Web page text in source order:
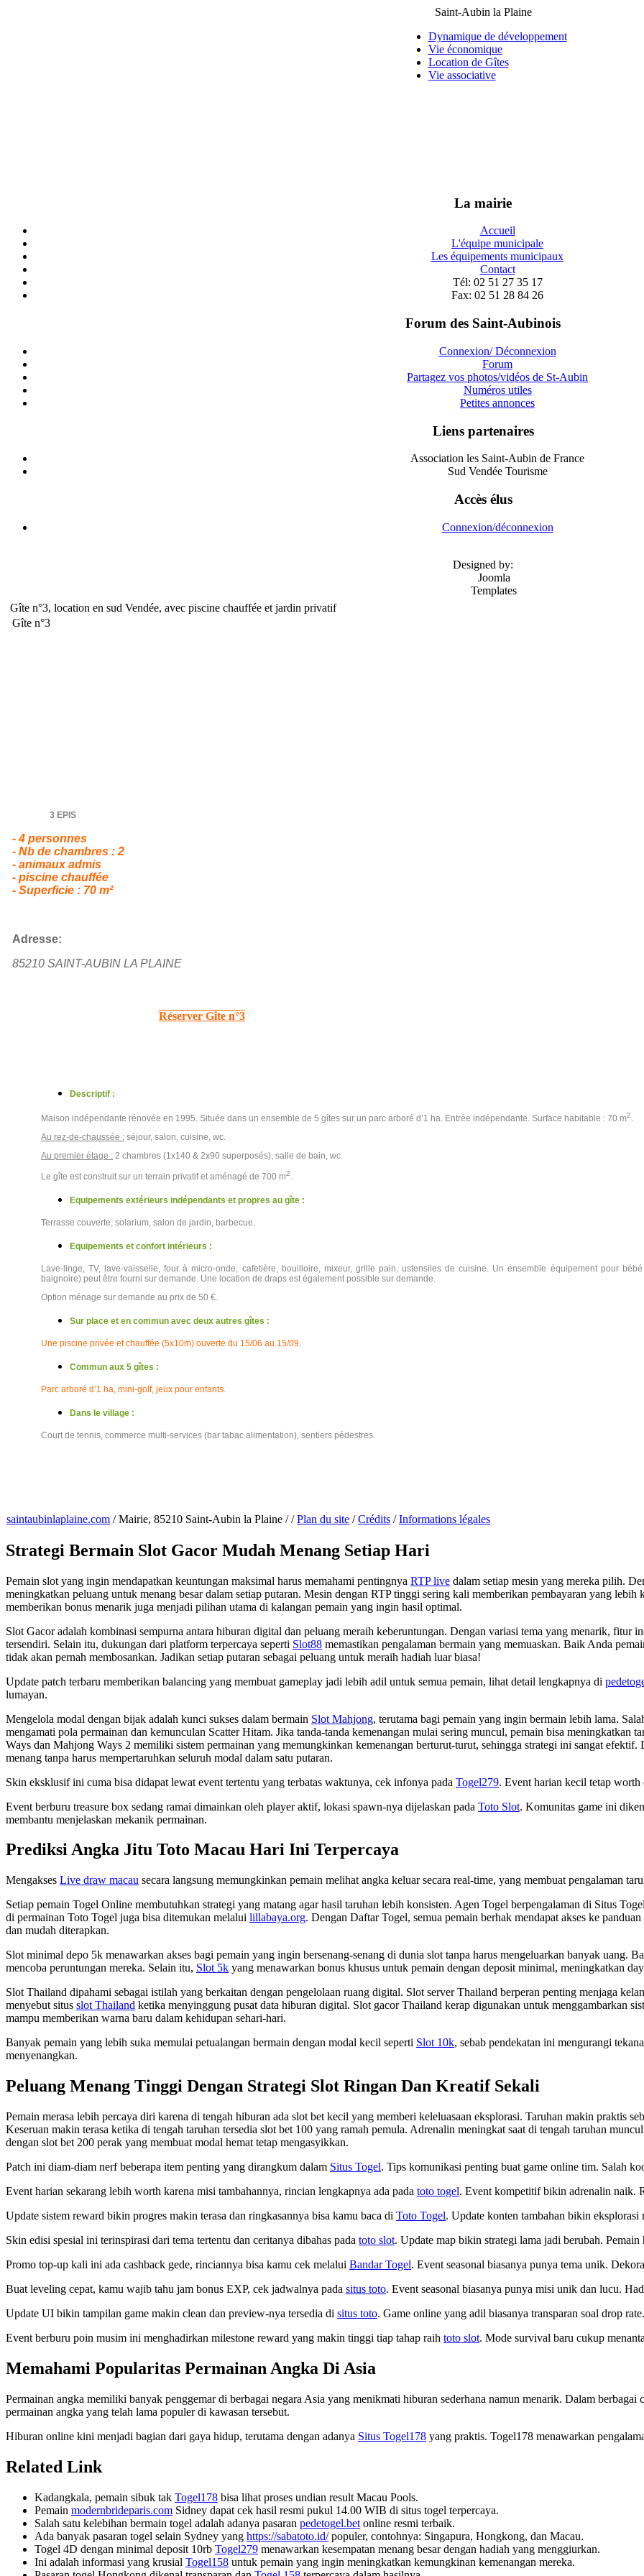
Saint-Aubin la Plaine
Dynamique de développement
Vie économique
Location de Gîtes
Vie associative
La mairie
Accueil
L'équipe municipale
Les équipements municipaux
Contact
Tél: 02 51 27 35 17
Fax: 02 51 28 84 26
Forum des Saint-Aubinois
Connexion/ Déconnexion
Forum
Partagez vos photos/vidéos de St-Aubin
Numéros utiles
Petites annonces
Liens partenaires
Association les Saint-Aubin de France
Sud Vendée Tourisme
Accès élus
Connexion/déconnexion
Designed by:
Joomla
Templates
Gîte n°3, location en sud Vendée, avec piscine chauffée et jardin privatif
Gîte n°3
3 EPIS
- 4 personnes
- Nb de chambres : 2
- animaux admis
- piscine chauffée
- Superficie : 70 m²
Adresse:
85210 SAINT-AUBIN LA PLAINE
Réserver Gîte n°3
Descriptif :
Maison indépendante rénovée en 1995. Située dans un ensemble de 5 gîtes sur un parc arboré d’1 ha. Entrée indépendante. Surface habitable : 70 m2.
Au rez-de-chaussée : séjour, salon, cuisine, wc.
Au premier étage : 2 chambres (1x140 & 2x90 superposés), salle de bain, wc.
Le gîte est construit sur un terrain privatif et aménagé de 700 m2.
Equipements extérieurs indépendants et propres au gîte :
Terrasse couverte, solarium, salon de jardin, barbecue.
Equipements et confort intérieurs :
Lave-linge, TV, lave-vaisselle, four à micro-onde, cafetière, bouilloire, mixeur, grille pain, ustensiles de cuisine. Un ensemble équipement pour
baignoire) peut être fourni sur demande. Une location de draps est également possible sur demande.
Option ménage sur demande au prix de 50 €.
Sur place et en commun avec deux autres gîtes :
Une piscine privée et chauffée (5x10m) ouverte du 15/06 au 15/09.
Commun aux 5 gîtes :
Parc arboré d’1 ha, mini-golf, jeux pour enfants.
Dans le village :
Court de tennis, commerce multi-services (bar tabac alimentation), sentiers pédestres.
saintaubinlaplaine.com / Mairie, 85210 Saint-Aubin la Plaine / / Plan du site / Crédits / Informations légales
Strategi Bermain Slot Gacor Mudah Menang Setiap Hari
Pemain slot yang ingin mendapatkan keuntungan maksimal harus memahami pentingnya RTP live dalam setiap mesin yang mereka pilih.
meningkatkan peluang untuk menang besar dalam setiap putaran. Mesin dengan RTP tinggi sering kali memberikan pembayaran yang
memberikan bonus menarik juga menjadi pilihan utama di kalangan pemain yang ingin hasil optimal.
Slot Gacor adalah kombinasi sempurna antara hiburan digital dan peluang meraih keberuntungan. Dengan variasi tema yang menarik, fitur
tersendiri. Selain itu, dukungan dari platform terpercaya seperti Slot88 memastikan pengalaman bermain yang memuaskan. Baik Anda
tidak akan pernah membosankan. Jadikan setiap putaran sebagai peluang untuk meraih hadiah luar biasa!
Update patch terbaru memberikan balancing yang membuat gameplay jadi lebih adil untuk semua pemain, lihat detail lengkapnya di
lumayan.
Mengelola modal dengan bijak adalah kunci sukses dalam bermain Slot Mahjong, terutama bagi pemain yang ingin bermain lebih lama.
mengamati pola permainan dan kemunculan Scatter Hitam. Jika tanda-tanda kemenangan mulai sering muncul, pemain bisa meningkatkan
Ways dan Mahjong Ways 2 memiliki sistem permainan yang memungkinkan kemenangan berturut-turut, sehingga strategi ini sangat
menang tanpa harus mempertaruhkan seluruh modal dalam satu putaran.
Skin eksklusif ini cuma bisa didapat lewat event tertentu yang terbatas waktunya, cek infonya pada Togel279. Event harian kecil tetap
Event berburu treasure box sedang ramai dimainkan oleh player aktif, lokasi spawn-nya dijelaskan pada Toto Slot. Komunitas game ini
membantu menjelaskan mekanik permainan.
Prediksi Angka Jitu Toto Macau Hari Ini Terpercaya
Mengakses Live draw macau secara langsung memungkinkan pemain melihat angka keluar secara real-time, yang membuat pengalaman
Setiap pemain Togel Online membutuhkan strategi yang matang agar hasil taruhan lebih konsisten. Agen Togel berpengalaman di Situs
di permainan Toto Togel juga bisa ditemukan melalui lillabaya.org. Dengan Daftar Togel, semua pemain berhak mendapat akses ke
dan mudah diterapkan.
Slot minimal depo 5k menawarkan akses bagi pemain yang ingin bersenang-senang di dunia slot tanpa harus mengeluarkan banyak uang.
mencoba peruntungan mereka. Selain itu, Slot 5k yang menawarkan bonus khusus untuk pemain dengan deposit minimal, meningkatkan
Slot Thailand dipahami sebagai istilah yang berkaitan dengan pengelolaan ruang digital. Slot server Thailand berperan penting menjaga
menyebut situs slot Thailand ketika menyinggung pusat data hiburan digital. Slot gacor Thailand kerap digunakan untuk menggambarkan
mampu memberikan warna baru dalam kehidupan sehari-hari.
Banyak pemain yang lebih suka memulai petualangan bermain dengan modal kecil seperti Slot 10k, sebab pendekatan ini mengurangi
menyenangkan.
Peluang Menang Tinggi Dengan Strategi Slot Ringan Dan Kreatif Sekali
Pemain merasa lebih percaya diri karena di tengah hiburan ada slot bet kecil yang memberi keleluasaan eksplorasi. Taruhan makin praktis
Keseruan makin terasa ketika di tengah taruhan tersedia slot bet 100 yang ramah pemula. Adrenalin meningkat saat di tengah taruhan
dengan slot bet 200 perak yang membuat modal hemat tetap mengasyikkan.
Patch ini diam-diam nerf beberapa item penting yang dirangkum dalam Situs Togel. Tips komunikasi penting buat game online tim. Salah
Event harian sekarang lebih worth karena misi tambahannya, rincian lengkapnya ada pada toto togel. Event kompetitif bikin adrenalin naik.
Update sistem reward bikin progres makin terasa dan ringkasannya bisa kamu baca di Toto Togel. Update konten tambahan bikin
Skin edisi spesial ini terinspirasi dari tema tertentu dan ceritanya dibahas pada toto slot. Update map bikin strategi lama jadi berubah.
Promo top-up kali ini ada cashback gede, rinciannya bisa kamu cek melalui Bandar Togel. Event seasonal biasanya punya tema unik.
Buat leveling cepat, kamu wajib tahu jam bonus EXP, cek jadwalnya pada situs toto. Event seasonal biasanya punya misi unik dan lucu.
Update UI bikin tampilan game makin clean dan preview-nya tersedia di situs toto. Game online yang adil biasanya transparan soal drop
Event berburu poin musim ini menghadirkan milestone reward yang makin tinggi tiap tahap raih toto slot. Mode survival baru cukup
Memahami Popularitas Permainan Angka Di Asia
Permainan angka memiliki banyak penggemar di berbagai negara Asia yang menikmati hiburan sederhana namun menarik. Dalam berbagai
permainan angka yang telah lama populer di kawasan tersebut.
Hiburan online kini menjadi bagian dari gaya hidup, terutama dengan adanya Situs Togel178 yang praktis. Togel178 menawarkan
Related Link
Kadangkala, pemain sibuk tak Togel178 bisa lihat proses undian result Macau Pools.
Pemain modernbrideparis.com Sidney dapat cek hasil resmi pukul 14.00 WIB di situs togel terpercaya.
Salah satu kelebihan bermain togel adalah adanya pasaran pedetogel.bet online resmi terbaik.
Ada banyak pasaran togel selain Sydney yang https://sabatoto.id/populer, contohnya: Singapura, Hongkong, dan Macau.
Togel 4D dengan minimal deposit 10rb Togel279 menawarkan kesempatan menang besar dengan hadiah yang menggiurkan.
Ini adalah informasi yang krusial Togel158 untuk pemain yang ingin meningkatkan kemungkinan kemenangan mereka.